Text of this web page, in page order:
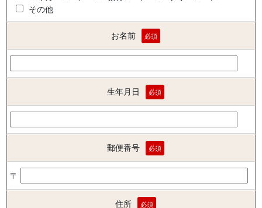
その他
お名前 必須
生年月日 必須
郵便番号 必須
〒
住所 必須